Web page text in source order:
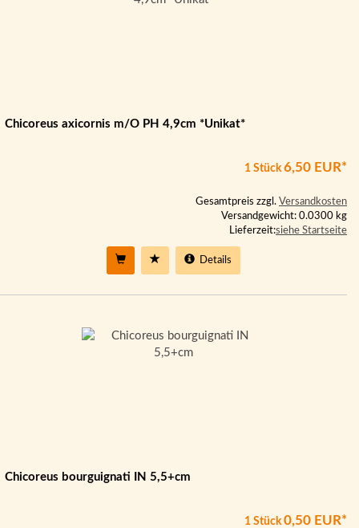
Chicoreus axicornis m/O PH 4,9cm *Unikat*
1 Stück6,50 EUR*
Gesamtpreis zzgl. Versandkosten
Versandgewicht: 0.0300 kg
Lieferzeit:siehe Startseite
Details
Chicoreus bourguignati IN 5,5+cm
1 Stück0,50 EUR*